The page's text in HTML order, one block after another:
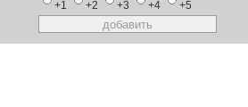
+1 +2 +3 +4 +5